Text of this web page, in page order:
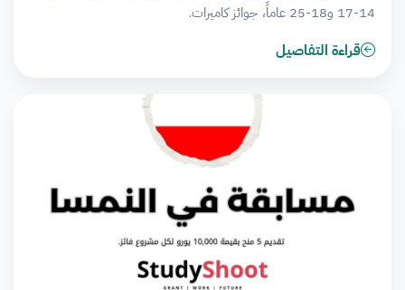
14-17 و18-25 عاماً، جوائز كاميرات.
قراءة التفاصيل